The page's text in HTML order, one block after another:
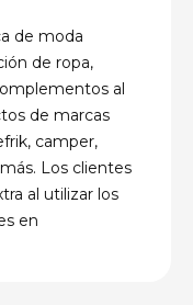
de moda
de ropa,
al
de marcas
camper,
Los clientes
al utilizar los
en